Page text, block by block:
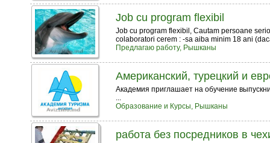
Job cu program flexibil
Job cu program flexibil, Cautam persoane
colaboratori cerem : -sa aiba minim 18 ani
Предлагаю работу, Рышканы
Американский, турецкий и
Академия приглашает на обучение
...
Образование и Курсы, Рышканы
работа без посредников в